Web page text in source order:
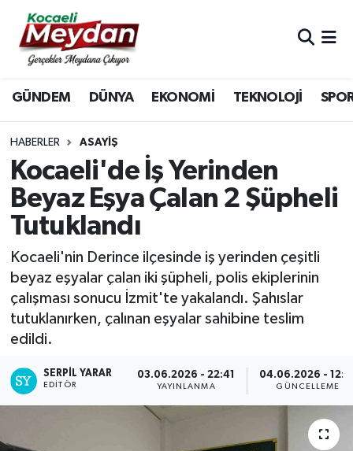
GÜNDEM DÜNYA EKONOMİ TEKNOLOJİ
HABERLER ASAYIŞ
Kocaeli'de İş Yerinden
Beyaz Eşya Çalan 2 Şüpheli
Tutuklandı
Kocaeli'nin Derince ilçesinde iş yerinden çeşitli
beyaz eşyalar çalan iki şüpheli, polis ekiplerinin
çalışması sonucu İzmit'te yakalandı. Şahıslar
tutuklanırken, çalınan eşyalar sahibine teslim
edildi.
SERPİL YARAR
EDITÖR
03.06.2026 - 22:41
YAYINLANMA
04.06.2026 -
GÜNCELLEME
Nöbetçi Eczaneler
Hava Durumu
Trafik Durumu
Süper Lig Puan Durumu ve Fikstür
Tüm Manşetler
Son Dakika Haberleri
Haber Arşivi